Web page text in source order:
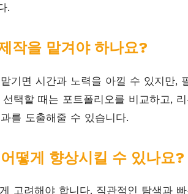
.
작을 맡겨야 하나요?
기면 시간과 노력을 아낄 수 있지만,
택할 때는 포트폴리오를 비교하고,
를 도출해줄 수 있습니다.
떻게 향상시킬 수 있나요?
고려해야 합니다. 직관적인 탐색과